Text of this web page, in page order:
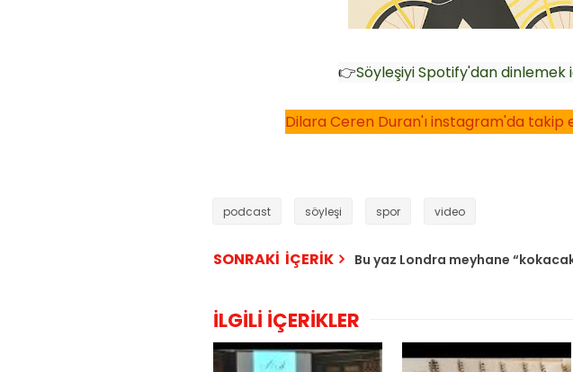
👉Söyleşiyi Spotify'dan dinlemek
Dilara Ceren Duran'ı instagram'da takip
podcast söyleşi spor video
SONRAKİ İÇERİK Bu yaz Londra meyhane
İLGİLİ İÇERİKLER